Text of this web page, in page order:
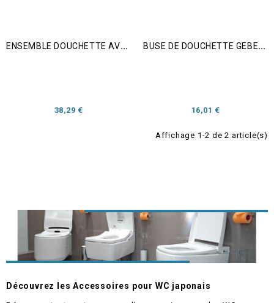
E
NSEMBLE DOUCHETTE AVEC ARRIVEE EAU GEBERIT AQUACLEAN CAMA
38,29 €
B
USE DE DOUCHETTE GEBERIT AQUACLEAN MAÏRA
16,01 €
Affichage 1-2 de 2 article(s)
Découvrez les Accessoires pour WC japonais